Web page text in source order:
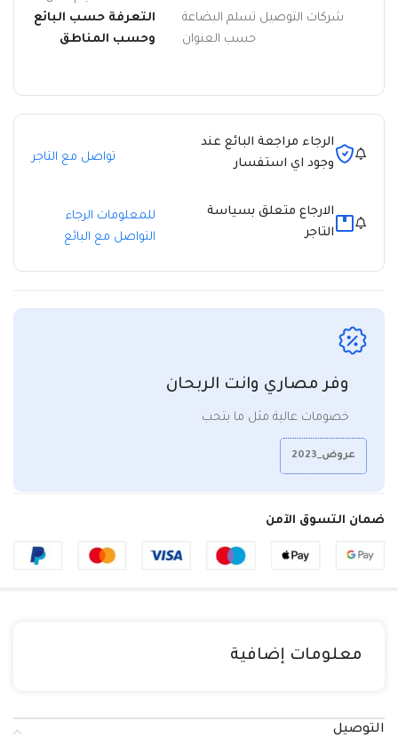
شركات التوصيل تسلم البضاعة
حسب العنوان
التعرفة حسب البائع
وحسب المناطق
الرجاء مراجعة البائع عند
وجود اي استفسار
تواصل مع التاجر
الارجاع متعلق بسياسة
التاجر
للمعلومات الرجاء
التواصل مع البائع
وفر مصاري وانت الربحان
خصومات عالية مثل ما بتحب
عروض_2023
ضمان التسوق الآمن
معلومات إضافية
التوصيل